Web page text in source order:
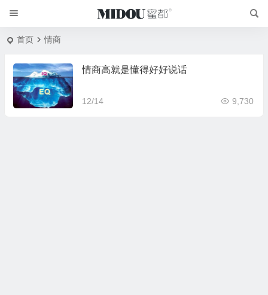
首页 情商
情商高就是懂得好好说话
12/14 9,730